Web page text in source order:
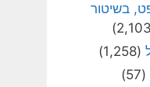
בשיטור
(1,258)
(57)